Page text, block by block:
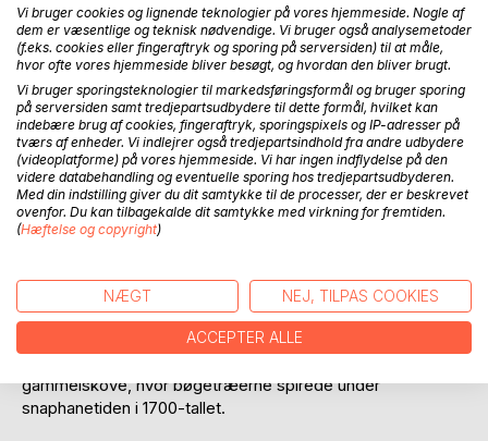
BESKRIVELSE
Denne lommeguide fortæller dig alt, hvad du bør vide om
Hallands Väderö. Den svenske klippeø ved Kullen ligner
Den tre kilometer lange ø byder på frodige græssletter og
hemmelighedsfulde ellesumpe, lune badevige og en flot
klippekyst. Herfra kan man se hundredvis af sæler, der
gammelskove, hvor bøgetræerne spirede under
snaphanetiden i 1700-tallet.
Vi bruger cookies og lignende teknologier på vores hjemmeside. Nogle af
dem er væsentlige og teknisk nødvendige. Vi bruger også analysemetoder
(f.eks. cookies eller fingeraftryk og sporing på serversiden) til at måle,
hvor ofte vores hjemmeside bliver besøgt, og hvordan den bliver brugt.
Vi bruger sporingsteknologier til markedsføringsformål og bruger sporing
på serversiden samt tredjepartsudbydere til dette formål, hvilket kan
indebære brug af cookies, fingeraftryk, sporingspixels og IP-adresser på
tværs af enheder. Vi indlejrer også tredjepartsindhold fra andre udbydere
(videoplatforme) på vores hjemmeside. Vi har ingen indflydelse på den
videre databehandling og eventuelle sporing hos tredjepartsudbyderen.
Med din indstilling giver du dit samtykke til de processer, der er beskrevet
ovenfor. Du kan tilbagekalde dit samtykke med virkning for fremtiden.
(Hæftelse og copyright)
NÆGT NEJ, TILPAS COOKIES
ACCEPTER ALLE